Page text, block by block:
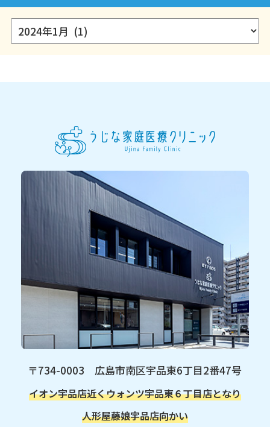
〒734-0003 広島市南区宇品東6丁目2番47号
イオン宇品店近くウォンツ宇品東６丁目店となり
人形屋藤娘宇品店向かい